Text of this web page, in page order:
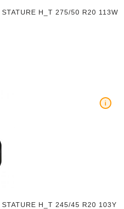
H_T 275/50 R20 113W
H_T 245/45 R20 103Y
i